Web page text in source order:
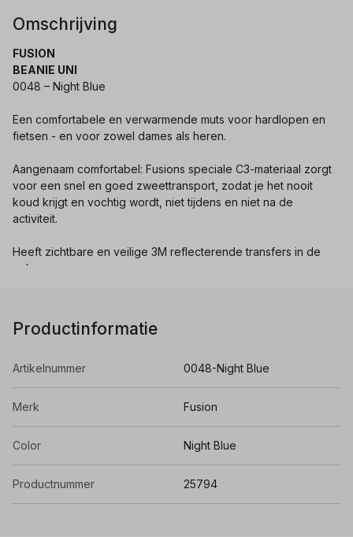
Omschrijving
FUSION
BEANIE UNI
0048 – Night Blue
Een comfortabele en verwarmende muts voor hardlopen en
fietsen - en voor zowel dames als heren.
Aangenaam comfortabel: Fusions speciale C3-materiaal zorgt
voor een snel en goed zweettransport, zodat je het nooit
koud krijgt en vochtig wordt, niet tijdens en niet na de
activiteit.
Heeft zichtbare en veilige 3M reflecterende transfers in de
nek.
Productinformatie
Artikelnummer 0048-Night Blue
Merk Fusion
Color Night Blue
Productnummer 25794